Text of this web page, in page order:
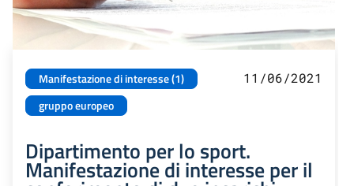
Manifestazione di interesse (1)
gruppo europeo
11/06/2021
Dipartimento per lo sport.
Manifestazione di interesse per il